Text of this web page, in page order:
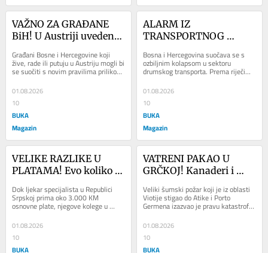
VAŽNO ZA GRAĐANE
BiH! U Austriji uvedeno
bankomatima,
podizanje gotovine
Građani Bosne i Hercegovine koji
žive, rade ili putuju u Austriju mogli bi
se suočiti s novim pravilima prilikom
podizanja gotovine. Na stotinama...
01.08.2026
10
BUKA
Magazin
ALARM IZ
TRANSPORTNOG
bez do 20.000 vozača,
firme se sele u Hrvatsku
Bosna i Hercegovina suočava se s
ozbiljnim kolapsom u sektoru
drumskog transporta. Prema riječima
predsjednika Udruženja prevoznika za
unutrašnji...
01.08.2026
10
BUKA
Magazin
VELIKE RAZLIKE U
PLATAMA! Evo koliko
Srpskoj, FBiH i Evropi
Dok ljekar specijalista u Republici
Srpskoj prima oko 3.000 KM
osnovne plate, njegove kolege u
Federaciji BiH, Hrvatskoj i zemljama
Evropske unije...
01.08.2026
10
BUKA
VATRENI PAKAO U
GRČKOJ! Kanaderi i
plamenom, evakuisana
naselja i ljudi spašavani
Veliki šumski požar koji je iz oblasti
Viotije stigao do Atike i Porto
Germena izazvao je pravu katastrofu.
Vatra guta šume i kuće,
stanovništvo...
01.08.2026
10
BUKA